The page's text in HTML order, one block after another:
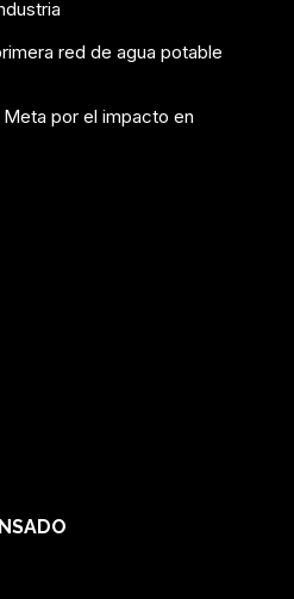
red de agua potable
Meta por el impacto en